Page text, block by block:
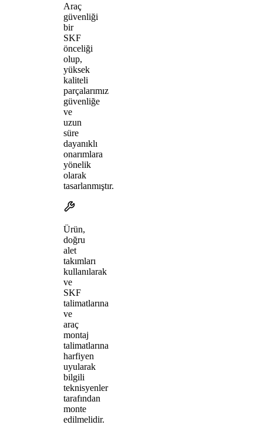
Araç
güvenliği
bir
SKF
önceliği
olup,
yüksek
kaliteli
parçalarımız
güvenliğe
ve
uzun
süre
dayanıklı
onarımlara
yönelik
olarak
tasarlanmıştır.
Ürün,
doğru
alet
takımları
kullanılarak
ve
SKF
talimatlarına
ve
araç
montaj
talimatlarına
harfiyen
uyularak
bilgili
teknisyenler
tarafından
monte
edilmelidir.